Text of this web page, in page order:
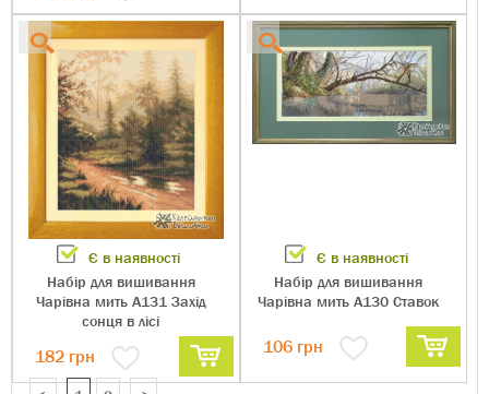
Є в наявності
Набір для вишивання
Чарівна мить А131 Захід
сонця в лісі
182 грн
Є в наявності
Набір для вишивання
Чарівна мить А130 Ставок
106грн